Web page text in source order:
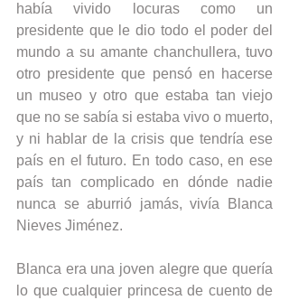
había vivido locuras como un
presidente que le dio todo el poder del
mundo a su amante chanchullera, tuvo
otro presidente que pensó en hacerse
un museo y otro que estaba tan viejo
que no se sabía si estaba vivo o muerto,
y ni hablar de la crisis que tendría ese
país en el futuro. En todo caso, en ese
país tan complicado en dónde nadie
nunca se aburrió jamás, vivía Blanca
Nieves Jiménez.
Blanca era una joven alegre que quería
lo que cualquier princesa de cuento de